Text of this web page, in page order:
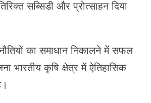
सब्सिडी और प्रोत्साहन दिया
का समाधान निकालने में सफल
भारतीय कृषि क्षेत्र में ऐतिहासिक